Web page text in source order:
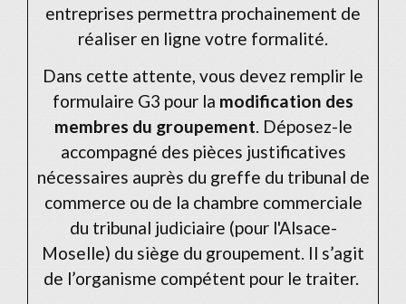
entreprises permettra prochainement de
réaliser en ligne votre formalité.
Dans cette attente, vous devez remplir le
formulaire G3 pour la modification des
membres du groupement. Déposez-le
accompagné des pièces justificatives
nécessaires auprès du greffe du tribunal de
commerce ou de la chambre commerciale
du tribunal judiciaire (pour l'Alsace-
Moselle) du siège du groupement. Il s’agit
de l’organisme compétent pour le traiter.